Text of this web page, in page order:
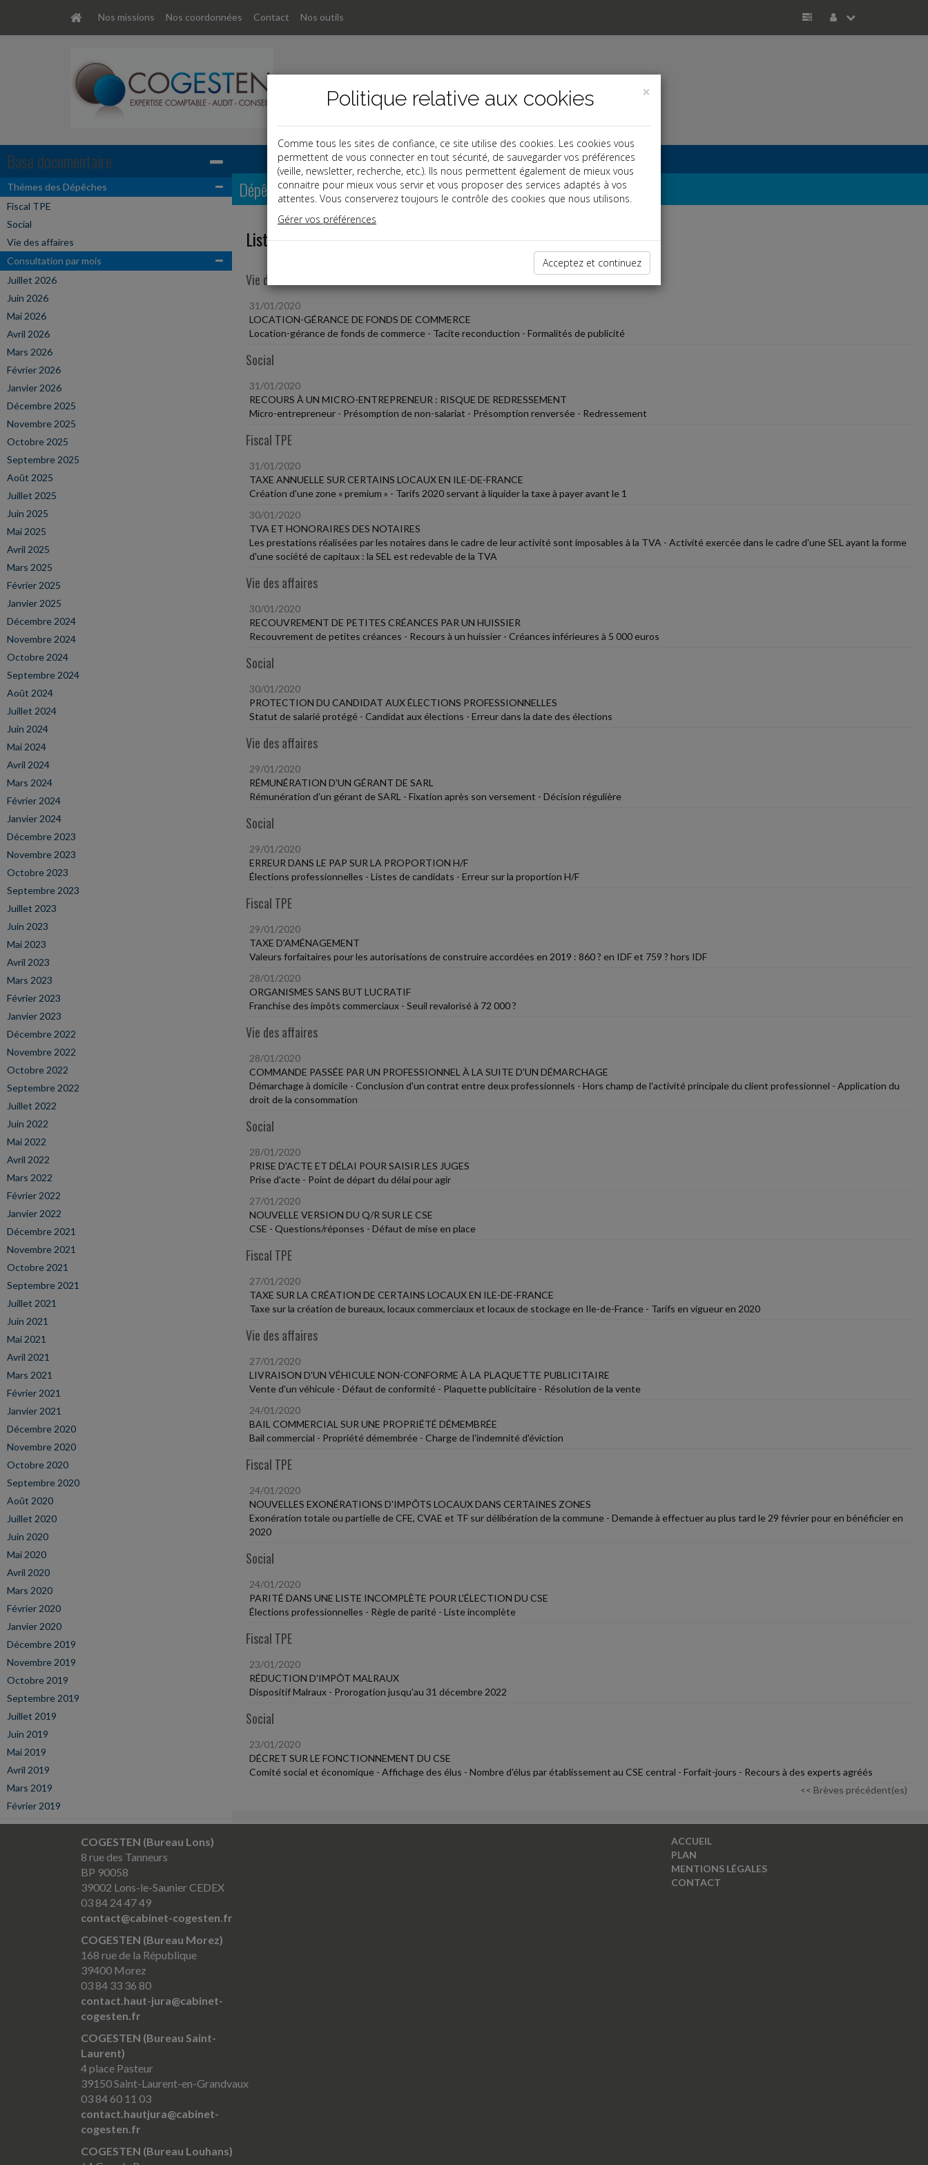
Nos missions Nos coordonnées Contact Nos outils
Base documentaire
Thémes des Dépêches
Fiscal TPE
Social
Vie des affaires
Consultation par mois
Juillet 2026
Juin 2026
Mai 2026
Avril 2026
Mars 2026
Février 2026
Janvier 2026
Décembre 2025
Novembre 2025
Octobre 2025
Septembre 2025
Août 2025
Juillet 2025
Juin 2025
Mai 2025
Avril 2025
Mars 2025
Février 2025
Janvier 2025
Décembre 2024
Novembre 2024
Octobre 2024
Septembre 2024
Août 2024
Juillet 2024
Juin 2024
Mai 2024
Avril 2024
Mars 2024
Février 2024
Janvier 2024
Décembre 2023
Novembre 2023
Octobre 2023
Septembre 2023
Juillet 2023
Juin 2023
Mai 2023
Avril 2023
Mars 2023
Février 2023
Janvier 2023
Décembre 2022
Novembre 2022
Octobre 2022
Septembre 2022
Juillet 2022
Juin 2022
Mai 2022
Avril 2022
Mars 2022
Février 2022
Janvier 2022
Décembre 2021
Novembre 2021
Octobre 2021
Septembre 2021
Juillet 2021
Juin 2021
Mai 2021
Avril 2021
Mars 2021
Février 2021
Janvier 2021
Décembre 2020
Novembre 2020
Octobre 2020
Septembre 2020
Août 2020
Juillet 2020
Juin 2020
Mai 2020
Avril 2020
Mars 2020
Février 2020
Janvier 2020
Décembre 2019
Novembre 2019
Octobre 2019
Septembre 2019
Juillet 2019
Juin 2019
Mai 2019
Avril 2019
Mars 2019
Février 2019
Dépêches
Liste des dernières dépêches
Vie des affaires
31/01/2020
LOCATION-GÉRANCE DE FONDS DE COMMERCE
Location-gérance de fonds de commerce - Tacite reconduction - Formalités de publicité
Social
31/01/2020
RECOURS À UN MICRO-ENTREPRENEUR : RISQUE DE REDRESSEMENT
Micro-entrepreneur - Présomption de non-salariat - Présomption renversée - Redressement
Fiscal TPE
31/01/2020
TAXE ANNUELLE SUR CERTAINS LOCAUX EN ILE-DE-FRANCE
Création d'une zone « premium » - Tarifs 2020 servant à liquider la taxe à payer avant le 1
30/01/2020
TVA ET HONORAIRES DES NOTAIRES
Les prestations réalisées par les notaires dans le cadre de leur activité sont imposables à la TVA - Activité exercée dans le cadre d'une SEL ayant la forme
d'une société de capitaux : la SEL est redevable de la TVA
Vie des affaires
30/01/2020
RECOUVREMENT DE PETITES CRÉANCES PAR UN HUISSIER
Recouvrement de petites créances - Recours à un huissier - Créances inférieures à 5 000 euros
Social
30/01/2020
PROTECTION DU CANDIDAT AUX ÉLECTIONS PROFESSIONNELLES
Statut de salarié protégé - Candidat aux élections - Erreur dans la date des élections
Vie des affaires
29/01/2020
RÉMUNÉRATION D'UN GÉRANT DE SARL
Rémunération d'un gérant de SARL - Fixation après son versement - Décision régulière
Social
29/01/2020
ERREUR DANS LE PAP SUR LA PROPORTION H/F
Élections professionnelles - Listes de candidats - Erreur sur la proportion H/F
Fiscal TPE
29/01/2020
TAXE D'AMÉNAGEMENT
Valeurs forfaitaires pour les autorisations de construire accordées en 2019 : 860 ? en IDF et 759 ? hors IDF
28/01/2020
ORGANISMES SANS BUT LUCRATIF
Franchise des impôts commerciaux - Seuil revalorisé à 72 000 ?
Vie des affaires
28/01/2020
COMMANDE PASSÉE PAR UN PROFESSIONNEL À LA SUITE D'UN DÉMARCHAGE
Démarchage à domicile - Conclusion d'un contrat entre deux professionnels - Hors champ de l'activité principale du client professionnel - Application du
droit de la consommation
Social
28/01/2020
PRISE D'ACTE ET DÉLAI POUR SAISIR LES JUGES
Prise d'acte - Point de départ du délai pour agir
27/01/2020
NOUVELLE VERSION DU Q/R SUR LE CSE
CSE - Questions/réponses - Défaut de mise en place
Fiscal TPE
27/01/2020
TAXE SUR LA CRÉATION DE CERTAINS LOCAUX EN ILE-DE-FRANCE
Taxe sur la création de bureaux, locaux commerciaux et locaux de stockage en Ile-de-France - Tarifs en vigueur en 2020
Vie des affaires
27/01/2020
LIVRAISON D'UN VÉHICULE NON-CONFORME À LA PLAQUETTE PUBLICITAIRE
Vente d'un véhicule - Défaut de conformité - Plaquette publicitaire - Résolution de la vente
24/01/2020
BAIL COMMERCIAL SUR UNE PROPRIÉTÉ DÉMEMBRÉE
Bail commercial - Propriété démembrée - Charge de l'indemnité d'éviction
Fiscal TPE
24/01/2020
NOUVELLES EXONÉRATIONS D'IMPÔTS LOCAUX DANS CERTAINES ZONES
Exonération totale ou partielle de CFE, CVAE et TF sur délibération de la commune - Demande à effectuer au plus tard le 29 février pour en bénéficier en
2020
Social
24/01/2020
PARITÉ DANS UNE LISTE INCOMPLÈTE POUR L'ÉLECTION DU CSE
Élections professionnelles - Règle de parité - Liste incomplète
Fiscal TPE
23/01/2020
RÉDUCTION D'IMPÔT MALRAUX
Dispositif Malraux - Prorogation jusqu'au 31 décembre 2022
Social
23/01/2020
DÉCRET SUR LE FONCTIONNEMENT DU CSE
Comité social et économique - Affichage des élus - Nombre d'élus par établissement au CSE central - Forfait-jours - Recours à des experts agréés
<< Brèves précédent(es)
COGESTEN (Bureau Lons)
8 rue des Tanneurs
BP 90058
39002 Lons-le-Saunier CEDEX
03 84 24 47 49
contact@cabinet-cogesten.fr
COGESTEN (Bureau Morez)
168 rue de la République
39400 Morez
03 84 33 36 80
contact.haut-jura@cabinet-
cogesten.fr
COGESTEN (Bureau Saint-
Laurent)
4 place Pasteur
39150 Saint-Laurent-en-Grandvaux
03 84 60 11 03
contact.hautjura@cabinet-
cogesten.fr
COGESTEN (Bureau Louhans)
ACCUEIL
PLAN
MENTIONS LÉGALES
CONTACT
×
Politique relative aux cookies
Comme tous les sites de confiance, ce site utilise des cookies. Les cookies vous
permettent de vous connecter en tout sécurité, de sauvegarder vos préférences
(veille, newsletter, recherche, etc.). Ils nous permettent également de mieux vous
connaitre pour mieux vous servir et vous proposer des services adaptés à vos
attentes. Vous conserverez toujours le contrôle des cookies que nous utilisons.
Gérer vos préférences
Acceptez et continuez